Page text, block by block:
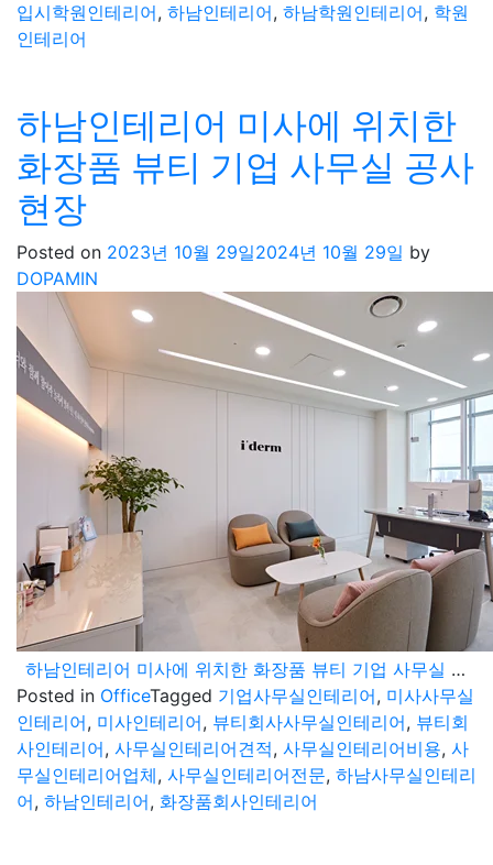
입시학원인테리어, 하남인테리어, 하남학원인테리어, 학원
인테리어
하남인테리어 미사에 위치한
화장품 뷰티 기업 사무실 공사
현장
Posted on 2023년 10월 29일2024년 10월 29일 by
DOPAMIN
하남인테리어 미사에 위치한 화장품 뷰티 기업 사무실 공사 현장
Posted in OfficeTagged 기업사무실인테리어, 미사사무실
인테리어, 미사인테리어, 뷰티회사사무실인테리어, 뷰티회
사인테리어, 사무실인테리어견적, 사무실인테리어비용, 사
무실인테리어업체, 사무실인테리어전문, 하남사무실인테리
어, 하남인테리어, 화장품회사인테리어